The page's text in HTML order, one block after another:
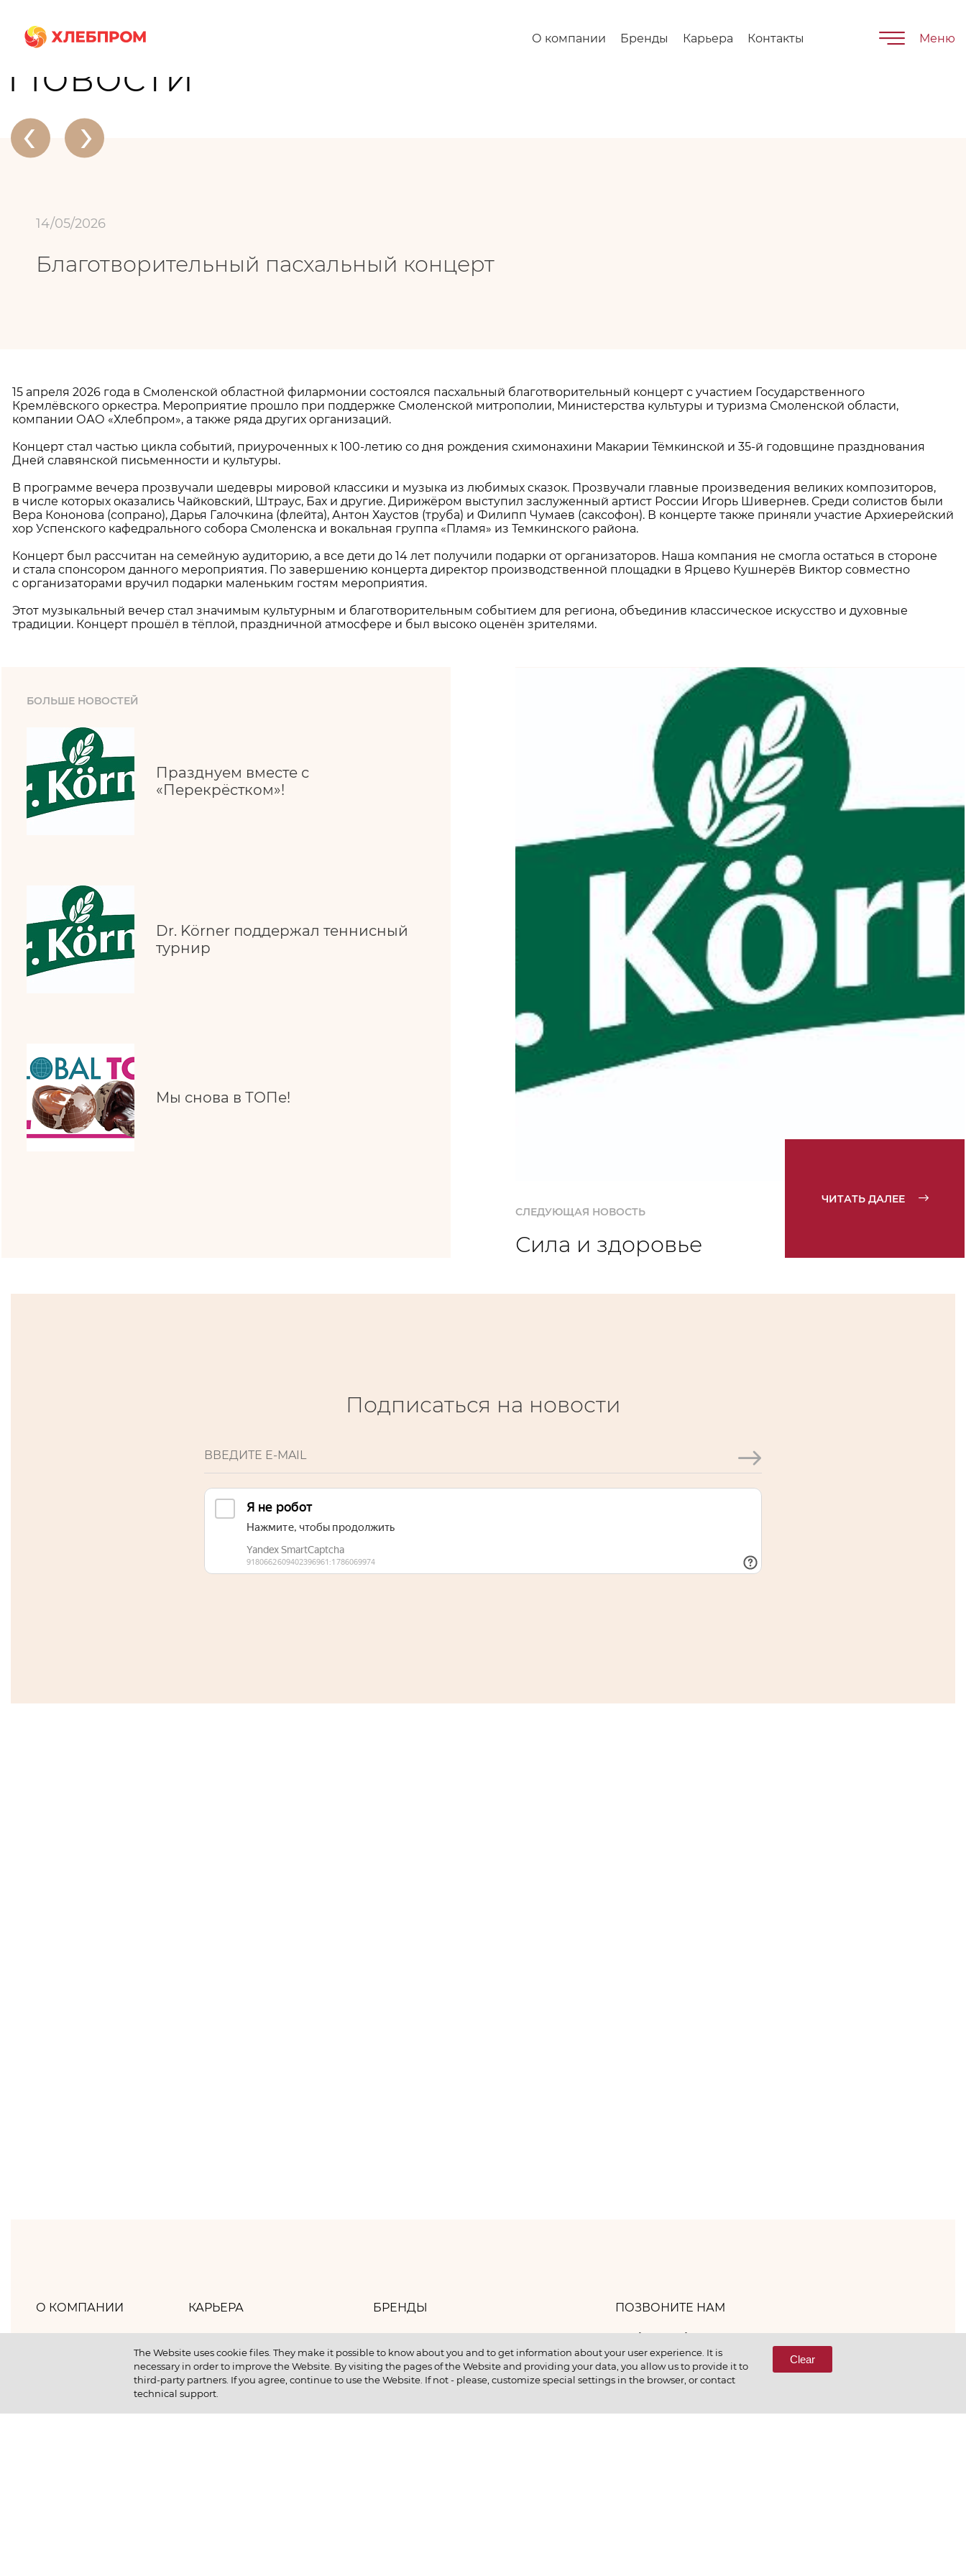
О компании Бренды Карьера Контакты Меню
Главная О компании Новости
Новости
‹ ›
14/05/2026
Благотворительный пасхальный концерт
15 апреля 2026 года в Смоленской областной филармонии состоялся пасхальный благотворительный концерт с участием Государственного
Кремлёвского оркестра. Мероприятие прошло при поддержке Смоленской митрополии, Министерства культуры и туризма Смоленской области,
компании ОАО «Хлебпром», а также ряда других организаций.
Концерт стал частью цикла событий, приуроченных к 100-летию со дня рождения схимонахини Макарии Тёмкинской и 35-й годовщине празднования
Дней славянской письменности и культуры.
В программе вечера прозвучали шедевры мировой классики и музыка из любимых сказок. Прозвучали главные произведения великих композиторов,
в числе которых оказались Чайковский, Штраус, Бах и другие. Дирижёром выступил заслуженный артист России Игорь Шивернев. Среди солистов были
Вера Кононова (сопрано), Дарья Галочкина (флейта), Антон Хаустов (труба) и Филипп Чумаев (саксофон). В концерте также приняли участие Архиерейский
хор Успенского кафедрального собора Смоленска и вокальная группа «Пламя» из Темкинского района.
Концерт был рассчитан на семейную аудиторию, а все дети до 14 лет получили подарки от организаторов. Наша компания не смогла остаться в стороне
и стала спонсором данного мероприятия. По завершению концерта директор производственной площадки в Ярцево Кушнерёв Виктор совместно
с организаторами вручил подарки маленьким гостям мероприятия.
Этот музыкальный вечер стал значимым культурным и благотворительным событием для региона, объединив классическое искусство и духовные
традиции. Концерт прошёл в тёплой, праздничной атмосфере и был высоко оценён зрителями.
БОЛЬШЕ НОВОСТЕЙ
Празднуем вместе с
«Перекрёстком»!
Dr. Körner поддержал теннисный
турнир
Мы снова в ТОПе!
СЛЕДУЮЩАЯ НОВОСТЬ
Сила и здоровье
ЧИТАТЬ ДАЛЕЕ
Подписаться на новости
О КОМПАНИИ
Политика компании
КАРЬЕРА
Как мы отдыхаем
Как мы учимся
БРЕНДЫ
КОНТАКТЫ
ПОЗВОНИТЕ НАМ
8 (800) 333-65-66
The Website uses cookie files. They make it possible to know about you and to get information about your user experience. It is
necessary in order to improve the Website. By visiting the pages of the Website and providing your data, you allow us to provide it to
third-party partners. If you agree, continue to use the Website. If not - please, customize special settings in the browser, or contact
technical support.
Clear